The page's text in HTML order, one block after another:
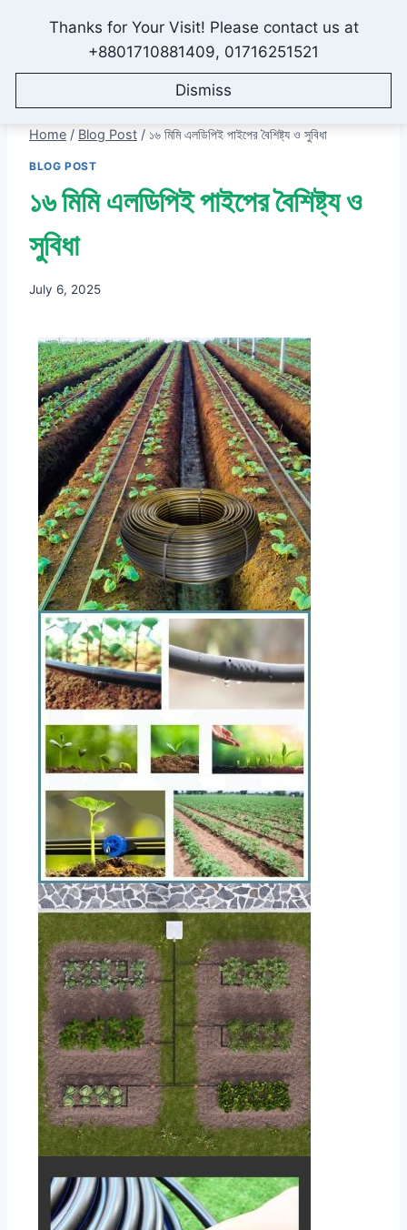
Thanks for Your Visit! Please contact us at
+8801710881409, 01716251521
Dismiss
IONEX AGRO TECHNOLOGY
Home / Blog Post / ১৬ মিমি এলডিপিই পাইপের বৈশিষ্ট্য ও সুবিধা
BLOG POST
১৬ মিমি এলডিপিই পাইপের বৈশিষ্ট্য ও
সুবিধা
July 6, 2025